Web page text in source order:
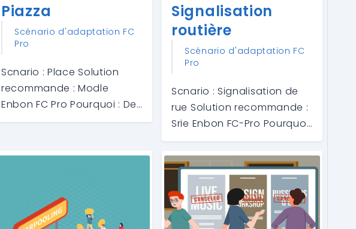
Piazza
Scénario d'adaptation FC
Pro
Scnario : Place Solution
recommande : Modle
Enbon FC Pro Pourquoi : De
nombreuses places ont
installs pour attirer
pour ce type de solution.
Signalisation
routière
Scénario d'adaptation FC
Pro
Scnario : Signalisation de
rue Solution recommande :
Srie Enbon FC-Pro Pourquoi
: Les crans LED sont souvent
installs sur les cts des
routes pour donner des
informations aux passants
ou pour afficher du
contenu tel que des